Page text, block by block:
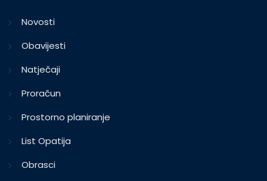
Novosti
Obavijesti
Natječaji
Proračun
Prostorno planiranje
List Opatija
Obrasci